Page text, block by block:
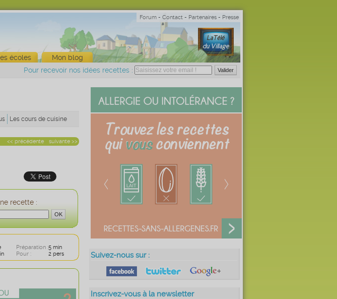
Forum - Contact - Partenaires - Presse
écoles
Mon blog
Pour recevoir nos idées recettes :
Suivez-nous sur :
Inscrivez-vous à la newsletter
Les cours de cuisine
suivante >>
<< précédente
recette :
Préparation :5 min
Pour : 2 pers